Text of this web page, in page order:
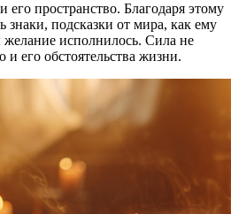
пространство. Благодаря этому
знаки, подсказки от мира, как ему
желание исполнилось. Сила не
и его обстоятельства жизни.